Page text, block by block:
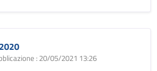
: 20/05/2021 13:26